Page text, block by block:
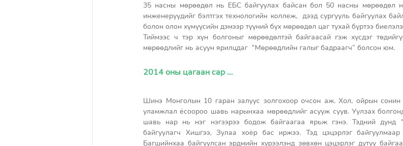
35 насны мөрөөдөл нь ЕБС байгуулах байсан бол 50 насны мөрөөдөл
инженерүүдийг бэлтгэх технологийн коллеж,  дээд сургууль байгуулах
болон олон хүмүүсийн дэмээр түүний бүх мөрөөдөл цаг тухай бүртээ
Тиймээс ч тэр хүн болгоныг мөрөөдөлтэй байгаасай гэж хүсдэг
мөрөөдлийг нь асуун ярилцдаг  “Мөрөөдлийн галыг бадраагч” болсон юм.
2014 оны цагаан сар ...
Шинэ Монголын 10 гаран залуус золгохоор очсон аж. Хол, ойрын сонин
уламжлал ёсоороо шавь нарынхаа мөрөөдлийг асууж суув. Уулзах
шавь нар нь нэг нэгээрээ бодож байгаагаа ярьж гэнэ. Тэдний дунд
байгуулагч Хишгээ, Зулаа хоёр бас иржээ. Тэд цэцэрлэг
Багшийнхаа байгуулсан эрдмийн хүрээлэнд зөвхөн цэцэрлэг дутуу